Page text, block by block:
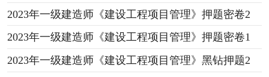
2023年一级建造师《建设工程项目管理》押题密卷2
2023年一级建造师《建设工程项目管理》押题密卷1
2023年一级建造师《建设工程项目管理》黑钻押题2